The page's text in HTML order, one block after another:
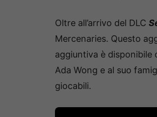
Oltre all’arrivo del DLC
Mercenaries. Questo
aggiuntiva è disponibile
Ada Wong e al suo
giocabili.